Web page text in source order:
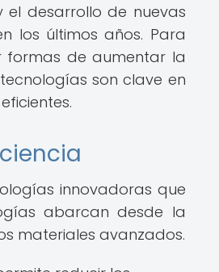
desarrollo de nuevas
los últimos años. Para
formas de aumentar la
son clave en
innovadoras que
abarcan desde la
materiales avanzados.